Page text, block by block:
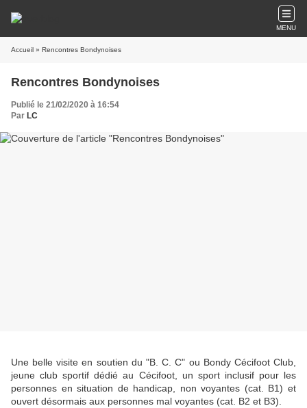
MENU
Accueil » Rencontres Bondynoises
Rencontres Bondynoises
Publié le 21/02/2020 à 16:54
Par LC
Une belle visite en soutien du "B. C. C" ou Bondy Cécifoot Club,
jeune club sportif dédié au Cécifoot, un sport inclusif pour les
personnes en situation de handicap, non voyantes (cat. B1) et
ouvert désormais aux personnes mal voyantes (cat. B2 et B3).